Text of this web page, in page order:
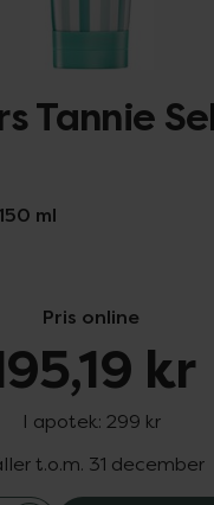
Tannie
ml
Pris online
kr
I apotek: 299 kr
t.o.m. 31 december